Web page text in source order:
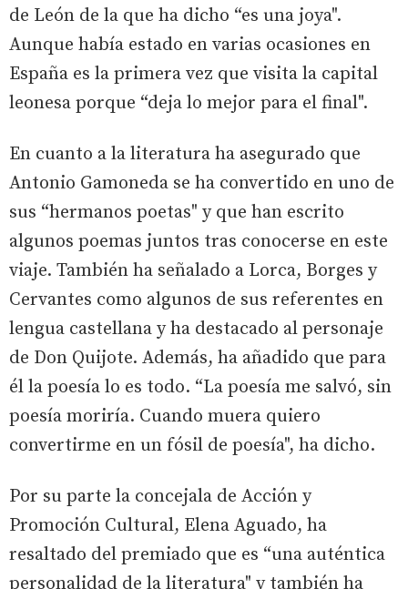
de León de la que ha dicho “es una joya".
Aunque había estado en varias ocasiones en
España es la primera vez que visita la capital
leonesa porque “deja lo mejor para el final".
En cuanto a la literatura ha asegurado que
Antonio Gamoneda se ha convertido en uno de
sus “hermanos poetas" y que han escrito
algunos poemas juntos tras conocerse en este
viaje. También ha señalado a Lorca, Borges y
Cervantes como algunos de sus referentes en
lengua castellana y ha destacado al personaje
de Don Quijote. Además, ha añadido que para
él la poesía lo es todo. “La poesía me salvó, sin
poesía moriría. Cuando muera quiero
convertirme en un fósil de poesía", ha dicho.
Por su parte la concejala de Acción y
Promoción Cultural, Elena Aguado, ha
resaltado del premiado que es “una auténtica
personalidad de la literatura" y también ha